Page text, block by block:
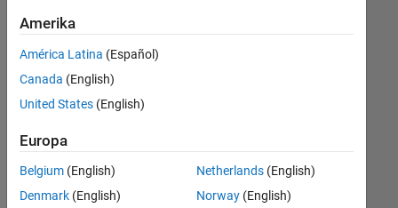
Derzeit
es
keine
offenen
Stellen,
Ihren
Suchkriterien
entsprechen.
Amerika
América Latina (Español)
Canada (English)
United States (English)
Europa
Belgium (English)
Denmark (English)
Netherlands(English)
Norway(English)